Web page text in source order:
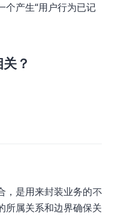
个产生“用户行为已记
？
，是⽤来封装业务的不
所属关系和边界确保关